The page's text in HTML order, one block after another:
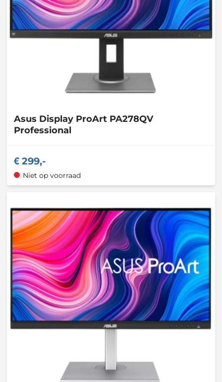
Asus Display ProArt PA278QV
Professional
299,-
Niet op voorraad